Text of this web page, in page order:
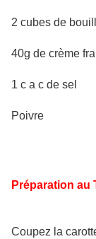
2 cubes de
40g de crème
1 c a c de sel
Poivre
Préparation au
Coupez la